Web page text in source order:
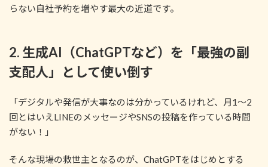
らない自社予約を増やす最大の近道です。
2. 生成AI（ChatGPTなど）を「最強の副
支配人」として使い倒す
「デジタルや発信が大事なのは分かっているけれど、月1〜2
回とはいえLINEのメッセージやSNSの投稿を作っている時間
がない！」
そんな現場の救世主となるのが、ChatGPTをはじめとする